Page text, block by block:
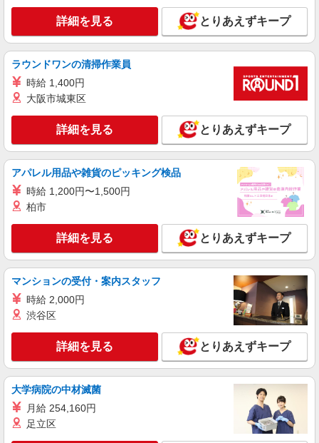
の他手当有・賞与年2回 ※残業代支給 ★交通費別
途支給（規定あり） ゜+゜・。○。・゜+゜・。
○。・゜+゜ 入社祝い金10万円支給(規定有) お友達
を紹介頂くと, インセンティブ支給(規定有) ゜・。
○。・゜+゜・。○。・゜+゜
キープ 詳細を見る
派遣社員 紹介予定派遣
株式会社シエロ
【ソフトバンク】の店舗スタッフ
（規定あり） ゜+゜・。○。・゜+゜・。○。・゜
+゜ 入社祝い金10万円支給(規定有) お友達を紹介
頂くと, インセンティブ支給(規定有) ★月2回払
い・週払い可能（規程有）★ ゜・。○。・゜
+゜・。○。・゜+゜
福岡県春日市の携帯ショップ
キープ 詳細を見る
派遣社員
【楽天モバイル】の携帯販売スタッフ
時給1650円〜1850円（経験・能力による） ※
残業代支給 ★交通費別途支給（規定あり） ゜
+゜・。○。・゜+゜・。○。・゜+゜ 入社祝い金10
有）★ ゜・。○。・゜+゜・。○。・゜+゜
福岡県春日市の楽天モバイルショップ
詳細を見る
紹介予定派遣
株式会社シエロ
携帯販売スタッフ【softbank】
時給1400円〜1450円（経験・能力による） ※
残業代支給 ★交通費別途支給（規定あり） ゜
+゜・。○。・゜+゜・。○。・゜+゜ 入社祝い金10
詳細を見る とりあえずキープ
ラウンドワンの清掃作業員
時給 1,400円
大阪市城東区
詳細を見る とりあえずキープ
アパレル用品や雑貨のピッキング検品
時給 1,200円〜1,500円
柏市
詳細を見る とりあえずキープ
マンションの受付・案内スタッフ
時給 2,000円
渋谷区
詳細を見る とりあえずキープ
大学病院の中材滅菌
月給 254,160円
足立区